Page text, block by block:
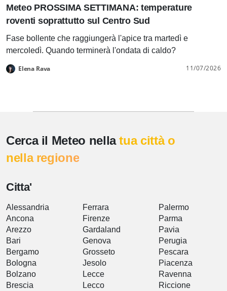
Meteo PROSSIMA SETTIMANA: temperature
roventi soprattutto sul Centro Sud
Fase bollente che raggiungerà l'apice tra martedì e
mercoledì. Quando terminerà l'ondata di caldo?
Elena Rava 11/07/2026
Cerca il Meteo nellatua città o
nella regione
Citta'
Alessandria
Ancona
Arezzo
Bari
Bergamo
Bologna
Bolzano
Brescia
Ferrara
Firenze
Gardaland
Genova
Grosseto
Jesolo
Lecce
Lecco
Palermo
Parma
Pavia
Perugia
Pescara
Piacenza
Ravenna
Riccione